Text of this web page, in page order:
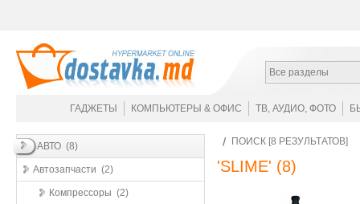
Все разделы
ГАДЖЕТЫ КОМПЬЮТЕРЫ & ОФИС ТВ, АУДИО, ФОТО
АВТО (8)
Автозапчасти (2)
Компрессоры (2)
ПОИСК [8 РЕЗУЛЬТАТОВ]
'SLIME' (8)